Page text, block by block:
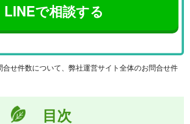
LINEで相談する
せ件数について、弊社運営サイト全体のお問合せ件
目次